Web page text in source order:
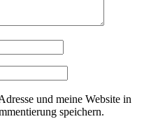
und meine Website in
speichern.